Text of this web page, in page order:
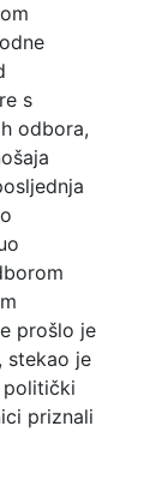
s
odbora,
prošlo je
stekao je
politički
priznali